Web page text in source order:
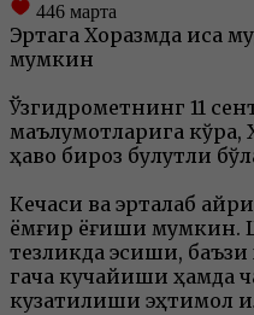
446 марта
Эртага Хоразмда қисқа
мумкин
Ўзгидрометнинг 11
маълумотларига кўра,
ҳаво бироз булутли
Кечаси ва эрталаб
ёмғир ёғиши мумкин.
тезликда эсиши, баъзи
гача кучайиши ҳамда
кузатилиши эҳтимол